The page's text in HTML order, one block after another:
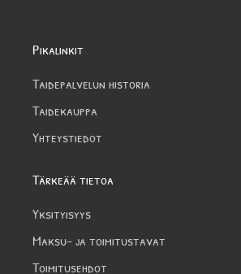
Pikalinkit
Taidepalvelun historia
Taidekauppa
Yhteystiedot
Tärkeää tietoa
Yksityisyys
Maksu- ja toimitustavat
Toimitusehdot